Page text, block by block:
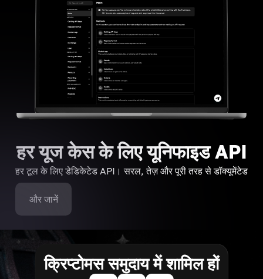
हर यूज केस के लिए यूनिफाइड API
हर टूल के लिए डेडिकेटेड API। सरल, तेज़ और पूरी तरह से डॉक्यूमेंटेड
और जानें
क्रिप्टोमस समुदाय में शामिल हों